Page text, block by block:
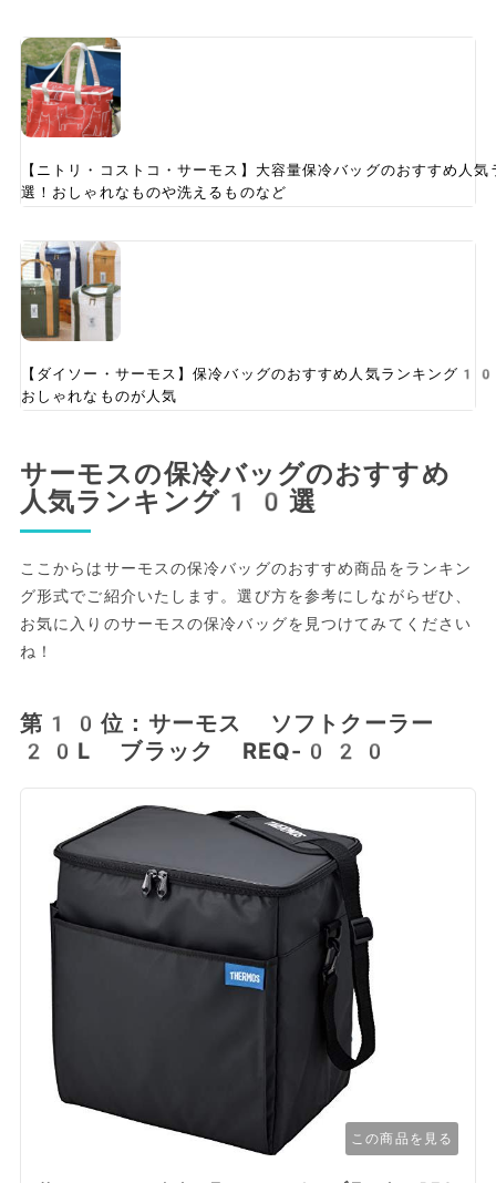
【ニトリ・コストコ・サーモス】大容量保冷バッグのおすすめ
選！おしゃれなものや洗えるものなど
【ダイソー・サーモス】保冷バッグのおすすめ人気ランキング
おしゃれなものが人気
サーモスの保冷バッグのおすすめ
人気ランキング10選
ここからはサーモスの保冷バッグのおすすめ商品をランキン
グ形式でご紹介いたします。選び方を参考にしながらぜひ、
お気に入りのサーモスの保冷バッグを見つけてみてください
ね！
第10位：サーモス ソフトクーラー
20L ブラック REQ-020
この商品を見る